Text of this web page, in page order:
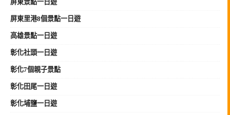
屏東景點一日遊
屏東里港8個景點一日遊
高雄景點一日遊
彰化社頭一日遊
彰化7個親子景點
彰化田尾一日遊
彰化埔鹽一日遊